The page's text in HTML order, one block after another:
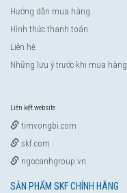
Hướng dẫn mua hàng
Hình thức thanh toán
Liên hệ
Những lưu ý trước khi mua hàng
Liên kết website
timvongbi.com
skf.com
ngocanhgroup.vn
SẢN PHẨM SKF CHÍNH HÃNG